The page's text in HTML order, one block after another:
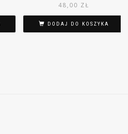
48,00 ZŁ
DODAJ DO KOSZYKA